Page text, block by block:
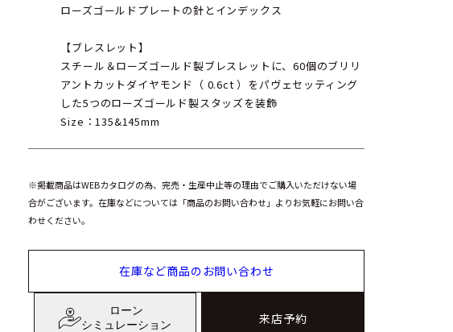
ローズゴールドプレートの針とインデックス
【ブレスレット】
スチール＆ローズゴールド製ブレスレットに、60個のブリリ
アントカットダイヤモンド（ 0.6ct ）をパヴェセッティング
した5つのローズゴールド製スタッズを装飾
Size：135&145mm
※掲載商品はWEBカタログの為、完売・生産中止等の理由でご購入いただけない場
合がございます。在庫などについては「商品のお問い合わせ」よりお気軽にお問い合
わせください。
在庫など商品のお問い合わせ
ローン
シミュレーション
来店予約